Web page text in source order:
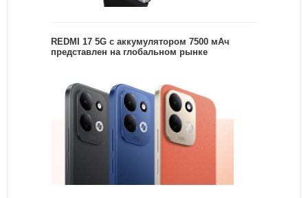
REDMI 17 5G c аккумулятором 7500 мАч
представлен на глобальном рынке